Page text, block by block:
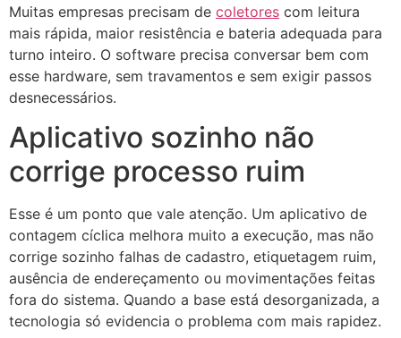
Muitas empresas precisam de coletores com leitura
mais rápida, maior resistência e bateria adequada para
turno inteiro. O software precisa conversar bem com
esse hardware, sem travamentos e sem exigir passos
desnecessários.
Aplicativo sozinho não
corrige processo ruim
Esse é um ponto que vale atenção. Um aplicativo de
contagem cíclica melhora muito a execução, mas não
corrige sozinho falhas de cadastro, etiquetagem ruim,
ausência de endereçamento ou movimentações feitas
fora do sistema. Quando a base está desorganizada, a
tecnologia só evidencia o problema com mais rapidez.